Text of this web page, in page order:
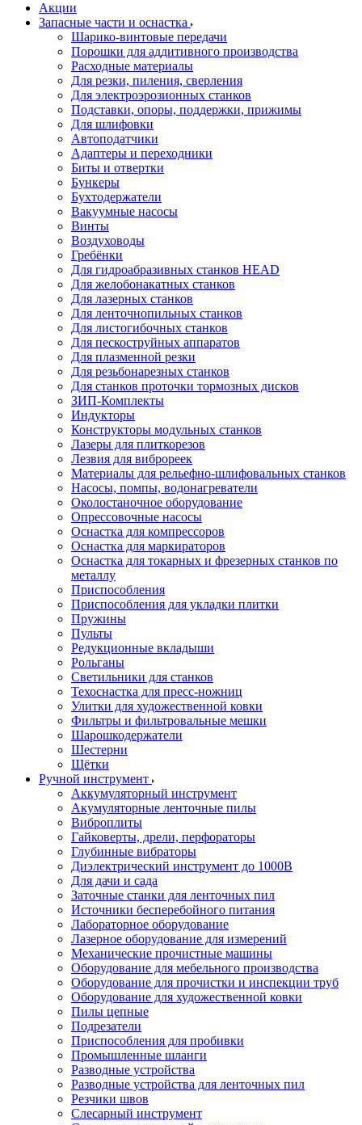
Акции
Запасные части и оснастка
Шарико-винтовые передачи
Порошки для аддитивного производства
Расходные материалы
Для резки, пиления, сверления
Для электроэрозионных станков
Подставки, опоры, поддержки, прижимы
Для шлифовки
Автоподатчики
Адаптеры и переходники
Биты и отвертки
Бункеры
Бухтодержатели
Вакуумные насосы
Винты
Воздуховоды
Гребёнки
Для гидроабразивных станков HEAD
Для желобонакатных станков
Для лазерных станков
Для ленточнопильных станков
Для листогибочных станков
Для пескоструйных аппаратов
Для плазменной резки
Для резьбонарезных станков
Для станков проточки тормозных дисков
ЗИП-Комплекты
Индукторы
Конструкторы модульных станков
Лазеры для плиткорезов
Лезвия для виброреек
Материалы для рельефно-шлифовальных станков
Насосы, помпы, водонагреватели
Околостаночное оборудование
Опрессовочные насосы
Оснастка для компрессоров
Оснастка для маркираторов
Оснастка для токарных и фрезерных станков по
металлу
Приспособления
Приспособления для укладки плитки
Пружины
Пульты
Редукционные вкладыши
Рольганы
Светильники для станков
Техоснастка для пресс-ножниц
Улитки для художественной ковки
Фильтры и фильтровальные мешки
Шарошкодержатели
Шестерни
Щётки
Ручной инструмент
Аккумуляторный инструмент
Акумуляторные ленточные пилы
Виброплиты
Гайковерты, дрели, перфораторы
Глубинные вибраторы
Диэлектрический инструмент до 1000В
Для дачи и сада
Заточные станки для ленточных пил
Источники бесперебойного питания
Лабораторное оборудование
Лазерное оборудование для измерений
Механические прочистные машины
Оборудование для мебельного производства
Оборудование для прочистки и инспекции труб
Оборудование для художественной ковки
Пилы цепные
Подрезатели
Приспособления для пробивки
Промышленные шланги
Разводные устройства
Разводные устройства для ленточных пил
Резчики швов
Слесарный инструмент